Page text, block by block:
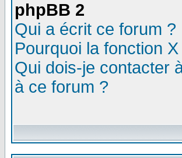
phpBB 2
Qui a écrit ce forum ?
Pourquoi la fonction
Qui dois-je contacter
à ce forum ?